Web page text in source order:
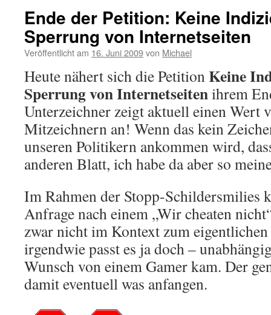
Ende der Petition: Keine
Sperrung von Internetseiten
Veröffentlicht am 16. Juni 2009von Michael
Heute nähert sich die PetitionKeine
Sperrung von Internetseitenihrem
Unterzeichner zeigt aktuell einen Wert
Mitzeichnern an! Wenn das kein
unseren Politikern ankommen wird,
anderen Blatt, ich habe da aber so
Im Rahmen der Stopp-Schildersmilies
Anfrage nach einem „Wir cheaten
zwar nicht im Kontext zum
irgendwie passt es ja doch –
Wunsch von einem Gamer kam. Der
damit eventuell was anfangen.